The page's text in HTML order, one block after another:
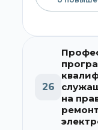
26
на